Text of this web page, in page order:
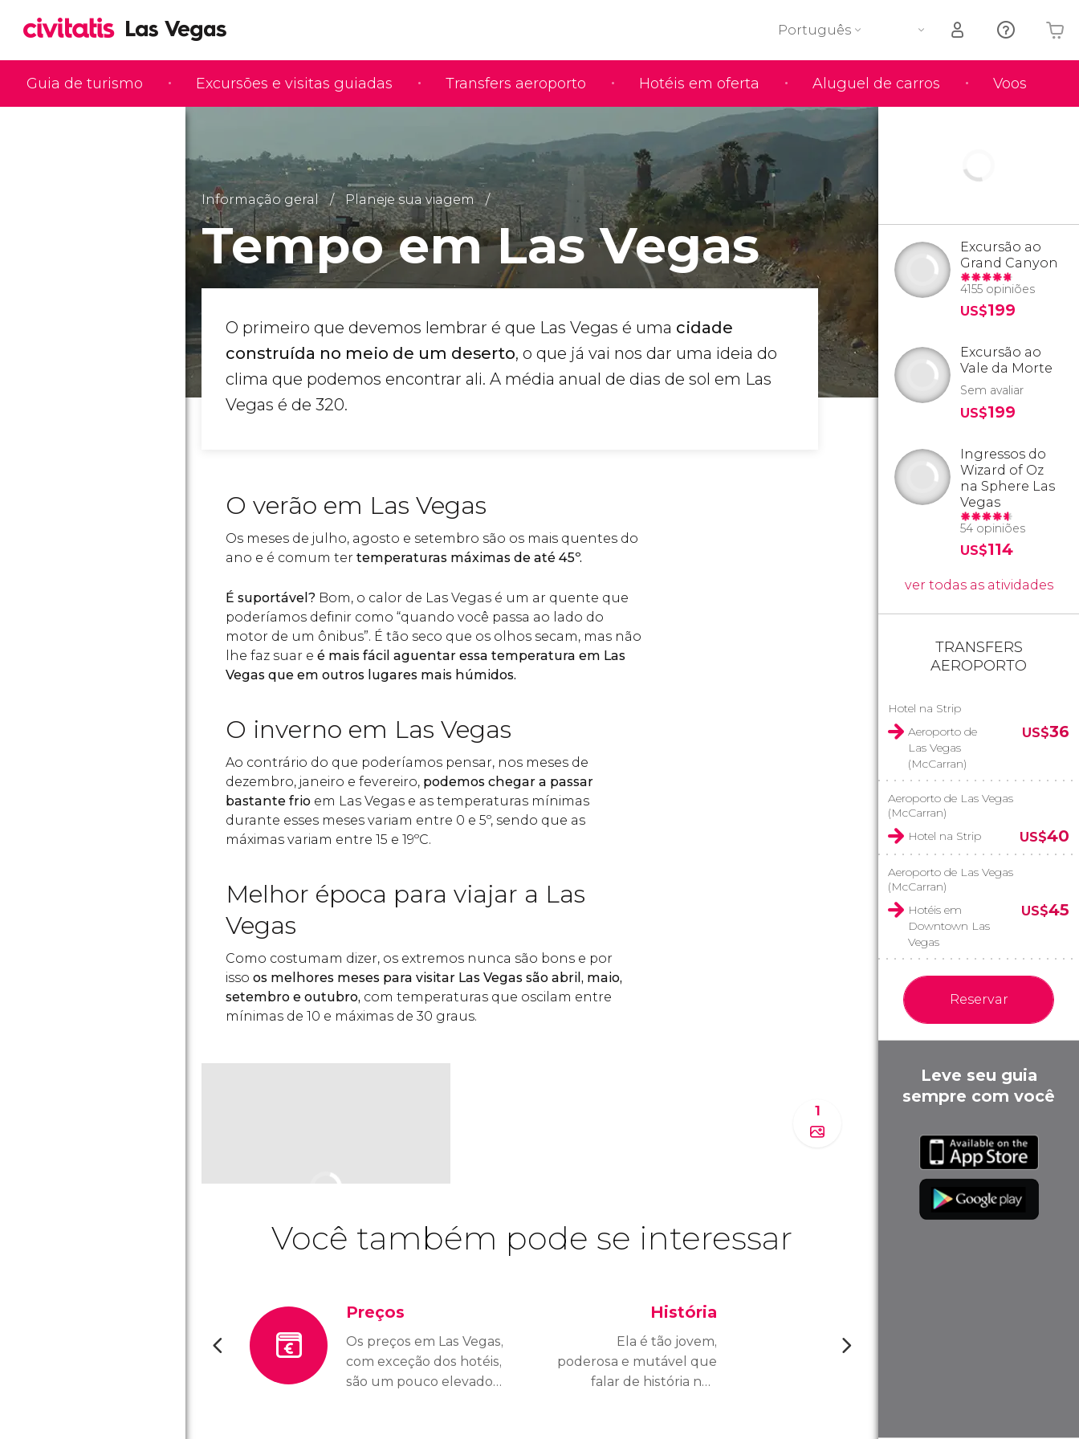
Guia de turismo Excursões e visitas guiadas Transfers aeroporto Hotéis em oferta Aluguel de carros Voos
Português
O seu carrinho está vazio
Informação geral Planeje sua viagem
Tempo em Las Vegas
O primeiro que devemos lembrar é que Las Vegas é uma cidade
construída no meio de um deserto, o que já vai nos dar uma ideia do
clima que podemos encontrar ali. A média anual de dias de sol em Las
Vegas é de 320.
O verão em Las Vegas
Os meses de julho, agosto e setembro são os mais quentes do
ano e é comum ter temperaturas máximas de até 45º.
É suportável? Bom, o calor de Las Vegas é um ar quente que
poderíamos definir como “quando você passa ao lado do
motor de um ônibus”. É tão seco que os olhos secam, mas não
lhe faz suar e é mais fácil aguentar essa temperatura em Las
Vegas que em outros lugares mais húmidos.
O inverno em Las Vegas
Ao contrário do que poderíamos pensar, nos meses de
dezembro, janeiro e fevereiro, podemos chegar a passar
bastante frio em Las Vegas e as temperaturas mínimas
durante esses meses variam entre 0 e 5º, sendo que as
máximas variam entre 15 e 19ºC.
Melhor época para viajar a Las
Vegas
Como costumam dizer, os extremos nunca são bons e por
isso os melhores meses para visitar Las Vegas são abril, maio,
setembro e outubro, com temperaturas que oscilam entre
mínimas de 10 e máximas de 30 graus.
1
Você também pode se interessar
Preços
Os preços em Las Vegas,
com exceção dos hotéis,
são um pouco elevados
História
Ela é tão jovem,
poderosa e mutável que
falar de história não
Excursão ao
Grand Canyon
4155 opiniões
US$199
Excursão ao
Vale da Morte
Sem avaliar
US$199
Ingressos do
Wizard of Oz
na Sphere Las
Vegas
54 opiniões
US$114
ver todas as atividades
TRANSFERS
AEROPORTO
Hotel na Strip
Aeroporto de
Las Vegas
(McCarran)
US$36
Aeroporto de Las Vegas
(McCarran)
Hotel na Strip
US$40
Aeroporto de Las Vegas
(McCarran)
Hotéis em
Downtown Las
Vegas
US$45
Reservar
Leve seu guia
sempre com você